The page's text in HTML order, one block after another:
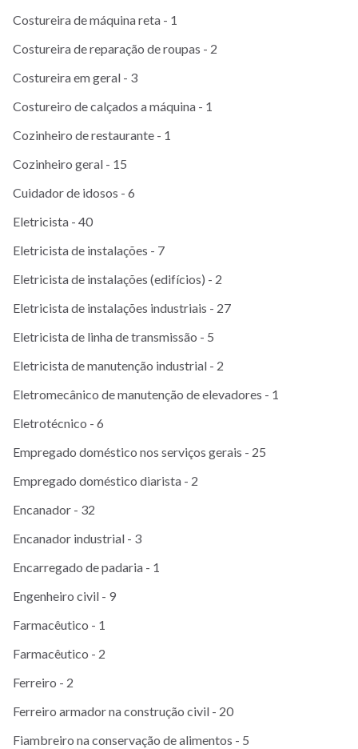
Costureira de máquina reta - 1
Costureira de reparação de roupas - 2
Costureira em geral - 3
Costureiro de calçados a máquina - 1
Cozinheiro de restaurante - 1
Cozinheiro geral - 15
Cuidador de idosos - 6
Eletricista - 40
Eletricista de instalações - 7
Eletricista de instalações (edifícios) - 2
Eletricista de instalações industriais - 27
Eletricista de linha de transmissão - 5
Eletricista de manutenção industrial - 2
Eletromecânico de manutenção de elevadores - 1
Eletrotécnico - 6
Empregado doméstico nos serviços gerais - 25
Empregado doméstico diarista - 2
Encanador - 32
Encanador industrial - 3
Encarregado de padaria - 1
Engenheiro civil - 9
Farmacêutico - 1
Farmacêutico - 2
Ferreiro - 2
Ferreiro armador na construção civil - 20
Fiambreiro na conservação de alimentos - 5